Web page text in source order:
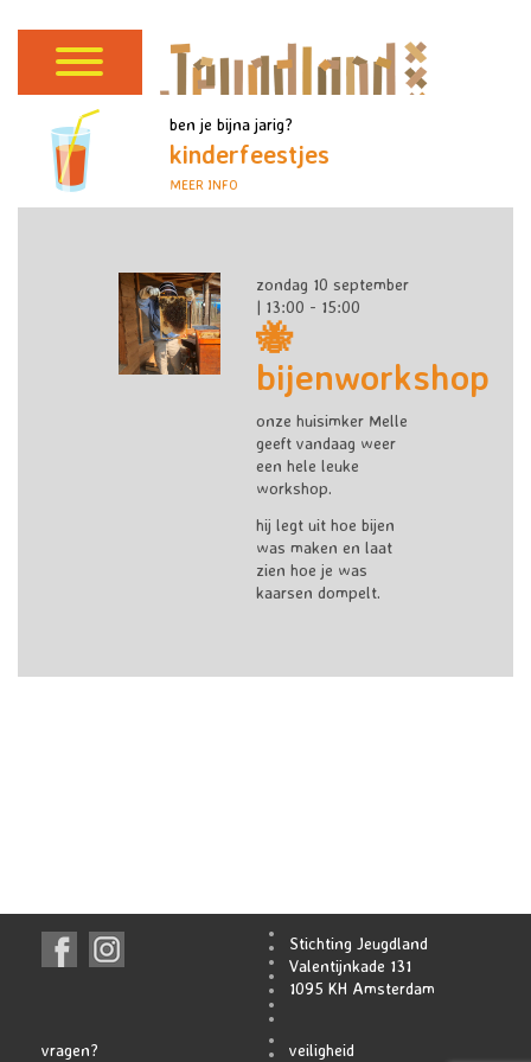
ben je bijna jarig?
kinderfeestjes
MEER INFO
zondag 10 september
| 13:00 - 15:00
🐝
bijenworkshop
onze huisimker Melle
geeft vandaag weer
een hele leuke
workshop.
hij legt uit hoe bijen
was maken en laat
zien hoe je was
kaarsen dompelt.
Stichting Jeugdland
Valentijnkade 131
1095 KH Amsterdam
vragen? veiligheid